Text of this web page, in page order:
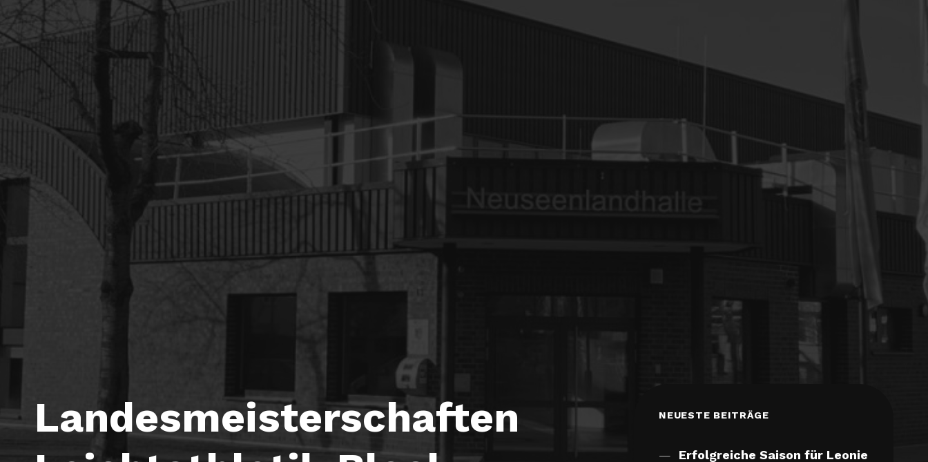
Landesmeisterschaften
NEUESTE BEITRÄGE
Erfolgreiche Saison für Leonie